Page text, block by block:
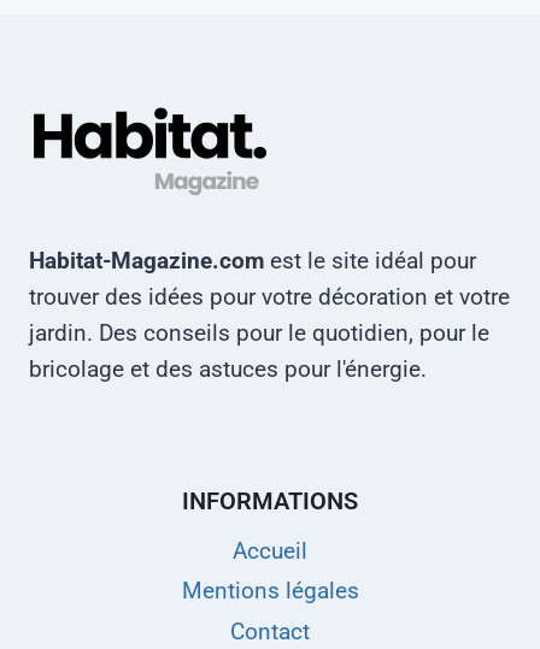
Habitat-Magazine.com est le site idéal pour
trouver des idées pour votre décoration et votre
jardin. Des conseils pour le quotidien, pour le
bricolage et des astuces pour l'énergie.
INFORMATIONS
Accueil
Mentions légales
Contact